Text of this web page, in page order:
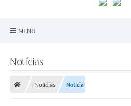
MENU
Transparência Pública
Notícias
Notícias Notícia